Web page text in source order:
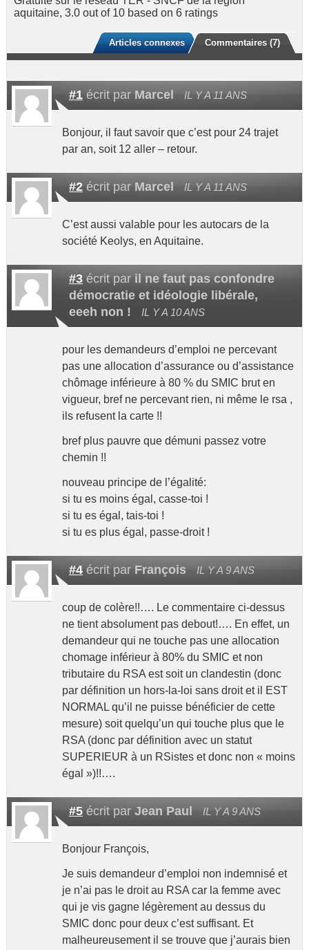
aquitaine, 3.0out of 10based on 6ratings
Commentaires (7)
Articles connexes
#1écrit par Marcel IL Y A 11 ANS
Bonjour, il faut savoir que c’est pour 24 trajet
par an, soit 12 aller – retour.
#2écrit par Marcel IL Y A 11 ANS
C’est aussi valable pour les autocars de la
société Keolys, en Aquitaine.
#3écrit par il ne faut pas confondre
démocratie et idéologie libérale,
eeeh non !
IL Y A 10 ANS
pour les demandeurs d’emploi ne percevant
pas une allocation d’assurance ou d’assistance
chômage inférieure à 80 % du SMIC brut en
vigueur, bref ne percevant rien, ni même le rsa ,
ils refusent la carte !!
bref plus pauvre que démuni passez votre
chemin !!
nouveau principe de l’égalité:
si tu es moins égal, casse-toi !
si tu es égal, tais-toi !
si tu es plus égal, passe-droit !
#4écrit par François IL Y A 9 ANS
coup de colère!!…. Le commentaire ci-dessus
ne tient absolument pas debout!…. En effet, un
demandeur qui ne touche pas une allocation
chomage inférieur à 80% du SMIC et non
tributaire du RSA est soit un clandestin (donc
par définition un hors-la-loi sans droit et il EST
NORMAL qu’il ne puisse bénéficier de cette
mesure) soit quelqu’un qui touche plus que le
RSA (donc par définition avec un statut
SUPERIEUR à un RSistes et donc non « moins
égal »)!!….
#5écrit par Jean Paul IL Y A 9 ANS
Bonjour François,
Je suis demandeur d’emploi non indemnisé et
je n’ai pas le droit au RSA car la femme avec
qui je vis gagne légèrement au dessus du
SMIC donc pour deux c’est suffisant. Et
malheureusement il se trouve que j’aurais bien